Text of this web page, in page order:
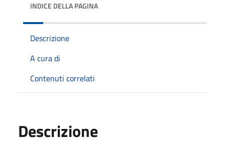
INDICE DELLA PAGINA
Descrizione
A cura di
Contenuti correlati
Descrizione